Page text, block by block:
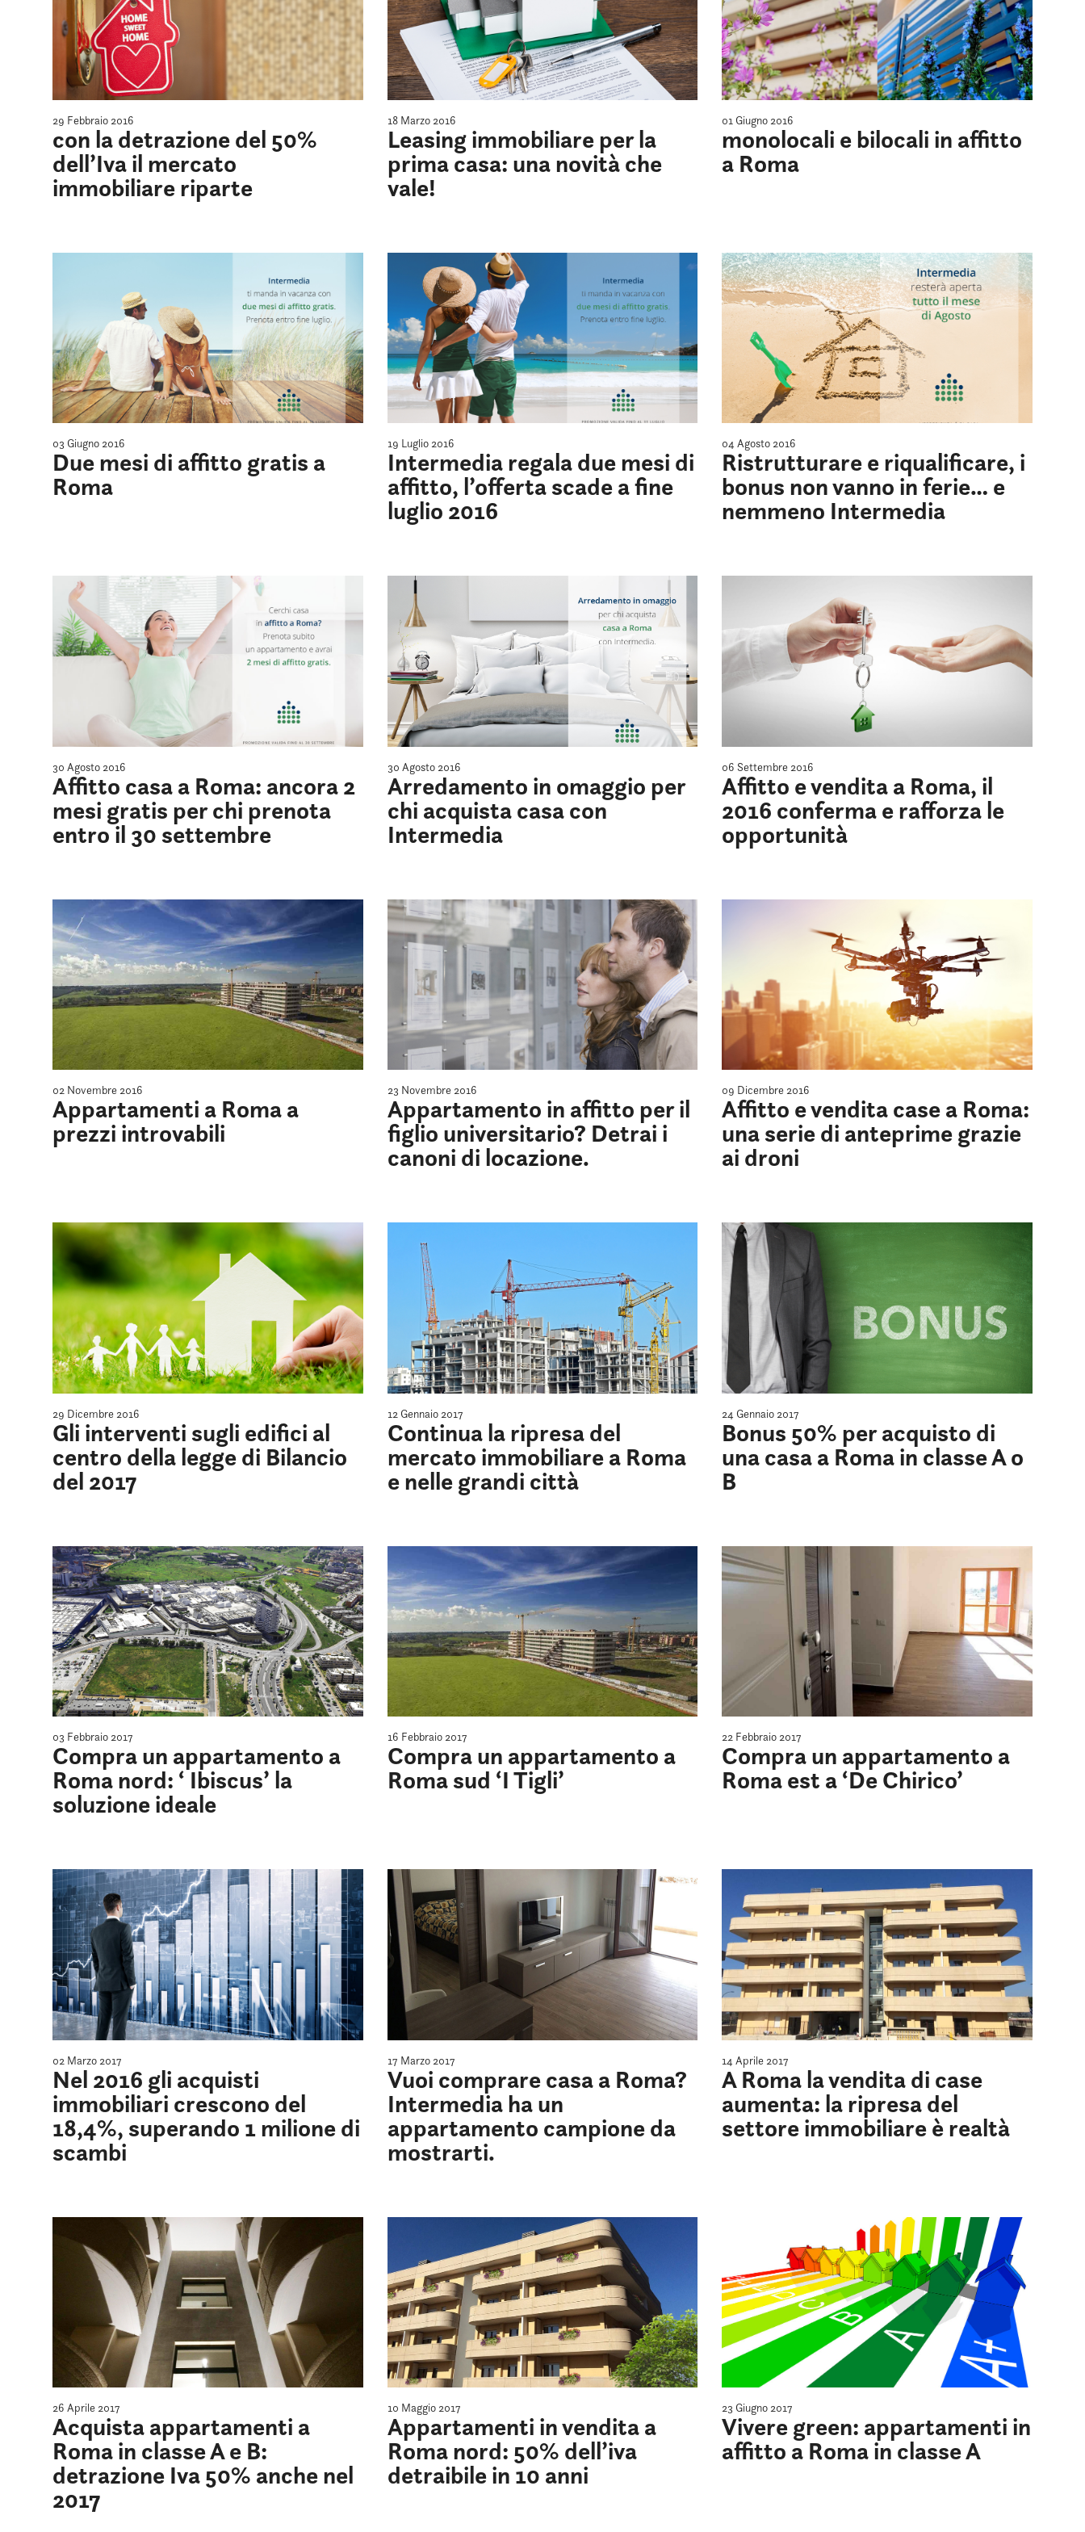
29 Febbraio 2016
con la detrazione del 50%
dell’Iva il mercato
immobiliare riparte
18 Marzo 2016
Leasing immobiliare per la
prima casa: una novità che
vale!
01 Giugno 2016
monolocali e bilocali in affitto
a Roma
03 Giugno 2016
Due mesi di affitto gratis a
Roma
19 Luglio 2016
Intermedia regala due mesi di
affitto, l’offerta scade a fine
luglio 2016
04 Agosto 2016
Ristrutturare e riqualificare, i
bonus non vanno in ferie… e
nemmeno Intermedia
30 Agosto 2016
Affitto casa a Roma: ancora 2
mesi gratis per chi prenota
entro il 30 settembre
30 Agosto 2016
Arredamento in omaggio per
chi acquista casa con
Intermedia
06 Settembre 2016
Affitto e vendita a Roma, il
2016 conferma e rafforza le
opportunità
02 Novembre 2016
Appartamenti a Roma a
prezzi introvabili
23 Novembre 2016
Appartamento in affitto per il
figlio universitario? Detrai i
canoni di locazione.
09 Dicembre 2016
Affitto e vendita case a Roma:
una serie di anteprime grazie
ai droni
29 Dicembre 2016
Gli interventi sugli edifici al
centro della legge di Bilancio
del 2017
12 Gennaio 2017
Continua la ripresa del
mercato immobiliare a Roma
e nelle grandi città
24 Gennaio 2017
Bonus 50% per acquisto di
una casa a Roma in classe A o
B
03 Febbraio 2017
Compra un appartamento a
Roma nord: ‘ Ibiscus’ la
soluzione ideale
16 Febbraio 2017
Compra un appartamento a
Roma sud ‘I Tigli’
22 Febbraio 2017
Compra un appartamento a
Roma est a ‘De Chirico’
02 Marzo 2017
Nel 2016 gli acquisti
immobiliari crescono del
18,4%, superando 1 milione di
scambi
17 Marzo 2017
Vuoi comprare casa a Roma?
Intermedia ha un
appartamento campione da
mostrarti.
14 Aprile 2017
A Roma la vendita di case
aumenta: la ripresa del
settore immobiliare è realtà
26 Aprile 2017
Acquista appartamenti a
Roma in classe A e B:
detrazione Iva 50% anche nel
2017
10 Maggio 2017
Appartamenti in vendita a
Roma nord: 50% dell’iva
detraibile in 10 anni
23 Giugno 2017
Vivere green: appartamenti in
affitto a Roma in classe A